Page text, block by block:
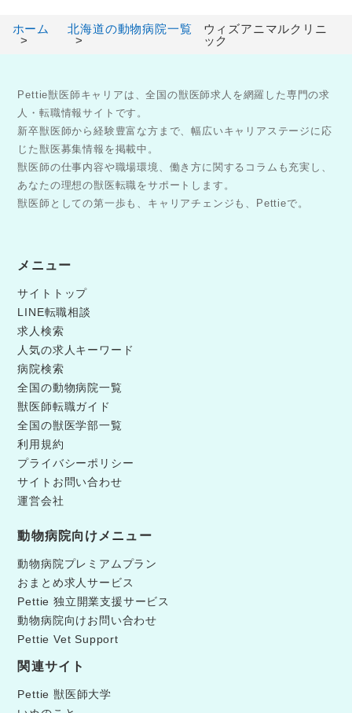
ホーム 北海道の動物病院一覧
ウィズアニマルクリニ
ック
Pettie獣医師キャリアは、全国の獣医師求人を網羅した専門の求
人・転職情報サイトです。
新卒獣医師から経験豊富な方まで、幅広いキャリアステージに応
じた獣医募集情報を掲載中。
獣医師の仕事内容や職場環境、働き方に関するコラムも充実し、
あなたの理想の獣医転職をサポートします。
獣医師としての第一歩も、キャリアチェンジも、Pettieで。
メニュー
サイトトップ
LINE転職相談
求人検索
人気の求人キーワード
病院検索
全国の動物病院一覧
獣医師転職ガイド
全国の獣医学部一覧
利用規約
プライバシーポリシー
サイトお問い合わせ
運営会社
動物病院向けメニュー
動物病院プレミアムプラン
おまとめ求人サービス
Pettie 独立開業支援サービス
動物病院向けお問い合わせ
Pettie Vet Support
関連サイト
Pettie 獣医師大学